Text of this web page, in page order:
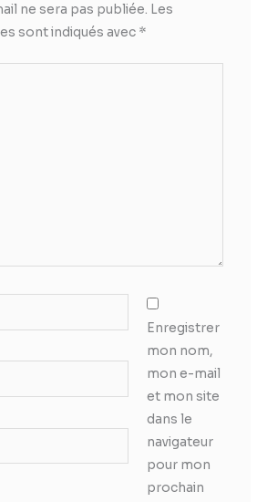
ne sera pas publiée. Les
sont indiqués avec *
Enregistrer
mon nom,
mon e-mail
et mon site
dans le
navigateur
pour mon
prochain